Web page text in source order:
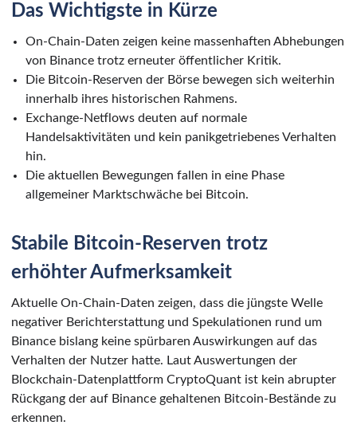
Das Wichtigste in Kürze
On-Chain-Daten zeigen keine massenhaften Abhebungen
von Binance trotz erneuter öffentlicher Kritik.
Die Bitcoin-Reserven der Börse bewegen sich weiterhin
innerhalb ihres historischen Rahmens.
Exchange-Netflows deuten auf normale
Handelsaktivitäten und kein panikgetriebenes Verhalten
hin.
Die aktuellen Bewegungen fallen in eine Phase
allgemeiner Marktschwäche bei Bitcoin.
Stabile Bitcoin-Reserven trotz
erhöhter Aufmerksamkeit
Aktuelle On-Chain-Daten zeigen, dass die jüngste Welle
negativer Berichterstattung und Spekulationen rund um
Binance bislang keine spürbaren Auswirkungen auf das
Verhalten der Nutzer hatte. Laut Auswertungen der
Blockchain-Datenplattform CryptoQuant ist kein abrupter
Rückgang der auf Binance gehaltenen Bitcoin-Bestände zu
erkennen.